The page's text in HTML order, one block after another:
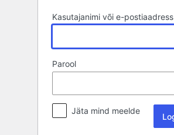
Kasutajanimi või e-postiaadress
Parool
Jäta mind meelde